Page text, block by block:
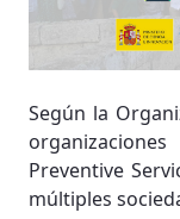
Según la
Preventive
múltiples